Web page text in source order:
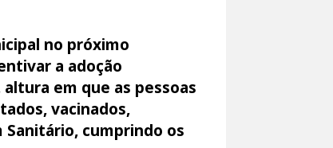
no próximo
a adoção
em que as pessoas
vacinados,
cumprindo os